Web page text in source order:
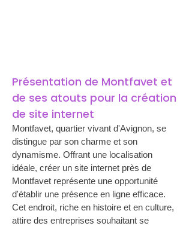
Présentation de Montfavet et
de ses atouts pour la création
de site internet
Montfavet, quartier vivant d'Avignon, se
distingue par son charme et son
dynamisme. Offrant une localisation
idéale, créer un site internet près de
Montfavet représente une opportunité
d'établir une présence en ligne efficace.
Cet endroit, riche en histoire et en culture,
attire des entreprises souhaitant se